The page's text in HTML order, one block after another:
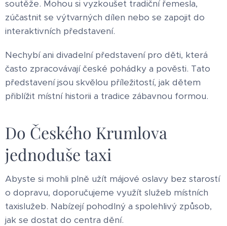
soutěže. Mohou si vyzkoušet tradiční řemesla,
zúčastnit se výtvarných dílen nebo se zapojit do
interaktivních představení.
Nechybí ani divadelní představení pro děti, která
často zpracovávají české pohádky a pověsti. Tato
představení jsou skvělou příležitostí, jak dětem
přiblížit místní historii a tradice zábavnou formou.
Do Českého Krumlova
jednoduše taxi
Abyste si mohli plně užít májové oslavy bez starostí
o dopravu, doporučujeme využít služeb místních
taxislužeb. Nabízejí pohodlný a spolehlivý způsob,
jak se dostat do centra dění.